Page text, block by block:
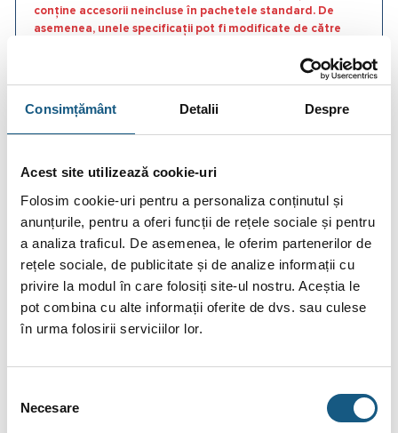
Consimțământ Detalii Despre
Acest site utilizează cookie-uri
Folosim cookie-uri pentru a personaliza conținutul și
anunțurile, pentru a oferi funcții de rețele sociale și pentru
a analiza traficul. De asemenea, le oferim partenerilor de
rețele sociale, de publicitate și de analize informații cu
privire la modul în care folosiți site-ul nostru. Aceștia le
pot combina cu alte informații oferite de dvs. sau culese
în urma folosirii serviciilor lor.
consimțământului
Necesare
conține accesorii neincluse în pachetele standard. De
asemenea, unele specificații pot fi modificate de către
BENONE HUZUM- 07/02/2024
Excelent (...)
Citește Mai Mult.
Citește toate recenziile.